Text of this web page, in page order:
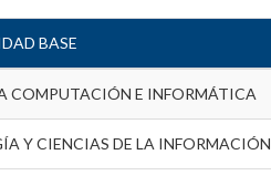
BASE
COMPUTACIÓN E INFORMÁTICA
Y CIENCIAS DE LA INFORMACIÓN